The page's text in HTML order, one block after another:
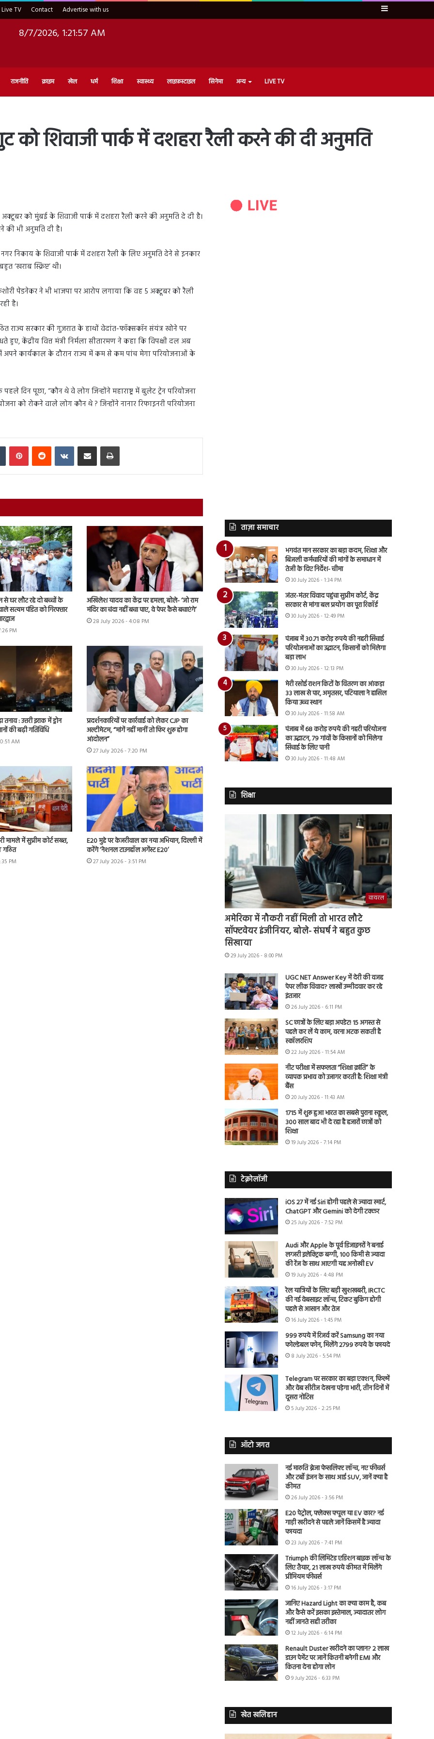
Live TV Contact Advertise with us Sidebar
8/7/2026, 1:21:58 AM
राजनीति क्राइम खेल धर्म शिक्षा स्वास्थ्य लाइफ़स्टाइल सिनेमा अन्य LIVE TV
को शिवाजी पार्क में दशहरा रैली करने की दी अनुमति
को मुंबई के शिवाजी पार्क में दशहरा रैली करने की अनुमति दे दी है।
की भी अनुमति दी है।
निकाय के शिवाजी पार्क में दशहरा रैली के लिए अनुमति देने से इनकार
स्क्रिप्ट’ थी।
पेडनेकर ने भी भाजपा पर आरोप लगाया कि वह 5 अक्टूबर को रैली
है।
सरकार की गुजरात के हाथों वेदांत-फॉक्सकॉन संयंत्र खोने पर
हुए, केंद्रीय वित्त मंत्री निर्मला सीतारमण ने कहा कि विपक्षी दल अब
अपने कार्यकाल के दौरान राज्य में कम से कम पांच मेगा परियोजनाओं के
दिन पूछा, “कौन थे वे लोग जिन्होंने महाराष्ट्र में बुलेट ट्रेन परियोजना
को रोकने वाले लोग कौन थे ? जिन्होंने नानार रिफाइनरी परियोजना
Tumblr PinterestReddit VKontakteShare via Email Print
से घर लौट रहे दो बच्चों के
सत्यम पंडित को गिरफ्तार
PM
अखिलेश यादव का केंद्र पर हमला, बोले- ‘जो राम
मंदिर का चंदा नहीं बचा पाए, वे पेपर कैसे बचाएंगे’
28 July 2026 - 4:08 PM
: उत्तरी इराक में ड्रोन
की बढ़ी गतिविधि
AM
प्रदर्शनकारियों पर कार्रवाई को लेकर CJP का
अल्टीमेटम, “मांगें नहीं मानीं तो फिर शुरू होगा
आंदोलन”
27 July 2026 - 7:20 PM
मामले में सुप्रीम कोर्ट सख्त,
गठित
PM
E20 मुद्दे पर केजरीवाल का नया अभियान, दिल्ली में
करेंगे ‘नेशनल टाउनहॉल अगेंस्ट E20’
27 July 2026 - 3:51 PM
ताज़ा समाचार
भगवंत मान सरकार का बड़ा कदम, शिक्षा और
बिजली कर्मचारियों की मांगों के समाधान में
तेजी के दिए निर्देश- चीमा
30 July 2026 - 1:34 PM
जंतर-मंतर विवाद पहुंचा सुप्रीम कोर्ट, केंद्र
सरकार से मांगा बल प्रयोग का पूरा रिकॉर्ड
30 July 2026 - 12:49 PM
पंजाब में 30.71 करोड़ रुपये की नहरी सिंचाई
परियोजनाओं का उद्घाटन, किसानों को मिलेगा
बड़ा लाभ
30 July 2026 - 12:13 PM
मेरी रसोई राशन किटों के वितरण का आंकड़ा
33 लाख से पार, अमृतसर, पटियाला ने हासिल
किया उच्च स्थान
30 July 2026 - 11:58 AM
पंजाब में 68 करोड़ रुपये की नहरी परियोजना
का उद्घाटन, 79 गांवों के किसानों को मिलेगा
सिंचाई के लिए पानी
30 July 2026 - 11:48 AM
शिक्षा
वायरल
अमेरिका में नौकरी नहीं मिली तो भारत लौटे
सॉफ्टवेयर इंजीनियर, बोले- संघर्ष ने बहुत कुछ
सिखाया
29 July 2026 - 8:00 PM
UGC NET Answer Key में देरी की वजह
पेपर लीक विवाद? लाखों उम्मीदवार कर रहे
इंतजार
26 July 2026 - 6:11 PM
SC छात्रों के लिए बड़ा अपडेट! 15 अगस्त से
पहले कर लें ये काम, वरना अटक सकती है
स्कॉलरशिप
22 July 2026 - 11:54 AM
नीट परीक्षा में सफलता “शिक्षा क्रांति” के
व्यापक प्रभाव को उजागर करती है: शिक्षा मंत्री
बैंस
20 July 2026 - 11:43 AM
1715 में शुरू हुआ भारत का सबसे पुराना स्कूल,
300 साल बाद भी दे रहा है हजारों छात्रों को
शिक्षा
19 July 2026 - 7:14 PM
टेक्नोलॉजी
iOS 27 में नई Siri होगी पहले से ज्यादा स्मार्ट,
ChatGPT और Gemini को देगी टक्कर
25 July 2026 - 7:52 PM
Audi और Apple के पूर्व डिजाइनरों ने बनाई
लग्जरी इलेक्ट्रिक बग्गी, 100 किमी से ज्यादा
की रेंज के साथ आएगी यह अनोखी EV
19 July 2026 - 4:48 PM
रेल यात्रियों के लिए बड़ी खुशखबरी, IRCTC
की नई वेबसाइट लॉन्च, टिकट बुकिंग होगी
पहले से आसान और तेज
16 July 2026 - 1:45 PM
999 रुपये में रिजर्व करें Samsung का नया
फोल्डेबल फोन, मिलेंगे 2799 रुपये के फायदे
8 July 2026 - 5:54 PM
Telegram पर सरकार का बड़ा एक्शन, फिल्में
और वेब सीरीज देखना पड़ेगा भारी, तीन दिनों में
दूसरा नोटिस
5 July 2026 - 2:25 PM
ऑटो जगत
नई मारुति ब्रेजा फेसलिफ्ट लॉन्च, नए फीचर्स
और टर्बो इंजन के साथ आई SUV, जानें क्या है
कीमत
26 July 2026 - 3:56 PM
E20 पेट्रोल, फ्लेक्स फ्यूल या EV कार? नई
गाड़ी खरीदने से पहले जानें किसमें है ज्यादा
फायदा
23 July 2026 - 7:41 PM
Triumph की लिमिटेड एडिशन बाइक लॉन्च के
लिए तैयार, 21 लाख रुपये कीमत में मिलेंगे
प्रीमियम फीचर्स
16 July 2026 - 3:17 PM
जानिए Hazard Light का क्या काम है, कब
और कैसे करें इसका इस्तेमाल, ज्यादातर लोग
नहीं जानते सही तरीका
12 July 2026 - 6:14 PM
Renault Duster खरीदने का प्लान? 2 लाख
डाउन पेमेंट पर जानें कितनी बनेगी EMI और
कितना देना होगा लोन
9 July 2026 - 6:33 PM
खेत खलिहान